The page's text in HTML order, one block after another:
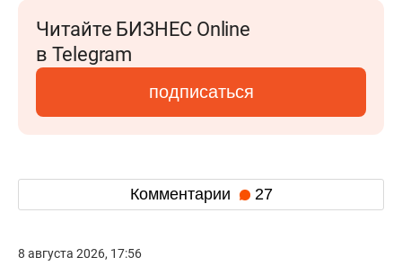
Читайте БИЗНЕС Online
в Telegram
подписаться
Комментарии 27
8 августа 2026, 17:56